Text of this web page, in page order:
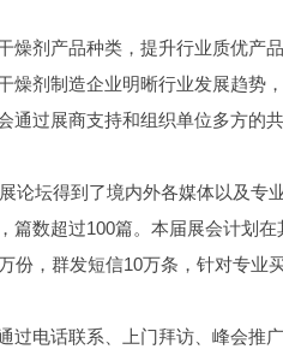
剂产品种类，提升行业质优产
剂制造企业明晰行业发展趋势
过展商支持和组织单位多方的
论坛得到了境内外各媒体以及专
数超过100篇。本届展会计划
份，群发短信10万条，针对专业
电话联系、上门拜访、峰会推